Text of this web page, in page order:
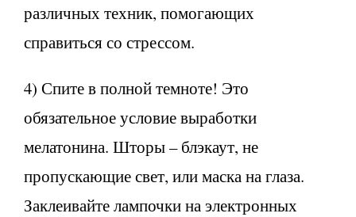
различных техник, помогающих
справиться со стрессом.
4) Спите в полной темноте! Это
обязательное условие выработки
мелатонина. Шторы – блэкаут, не
пропускающие свет, или маска на глаза.
Заклеивайте лампочки на электронных